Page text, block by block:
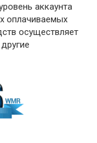
аккаунта
оплачиваемых
осуществляет